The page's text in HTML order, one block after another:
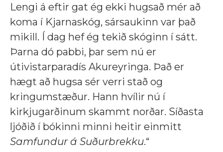
Lengi á eftir gat ég ekki hugsað mér að
koma í Kjarnaskóg, sársaukinn var það
mikill. Í dag hef ég tekið skóginn í sátt.
Þarna dó pabbi, þar sem nú er
útivistarparadís Akureyringa. Það er
hægt að hugsa sér verri stað og
kringumstæður. Hann hvílir nú í
kirkjugarðinum skammt norðar. Síðasta
ljóðið í bókinni minni heitir einmitt
Samfundur á Suðurbrekku.“